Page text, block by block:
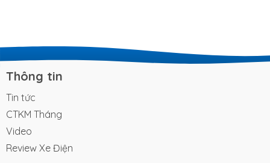
Thông tin
Tin tức
CTKM Tháng
Video
Review Xe Điện